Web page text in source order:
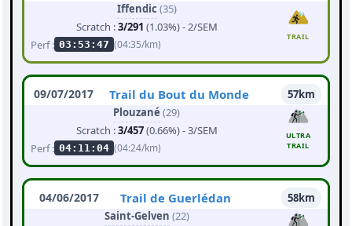
Iffendic (35)
Scratch :3/291 (1.03%) - 2/SEM
Perf : 03:53:47 (04:35/km)
TRAIL
09/07/2017 Trail du Bout du Monde
57km
Plouzané (29)
Scratch :3/457(0.66%) - 3/SEM
Perf : 04:11:04 (04:24/km)
ULTRA
TRAIL
04/06/2017 Trail de Guerlédan
58km
Saint-Gelven (22)